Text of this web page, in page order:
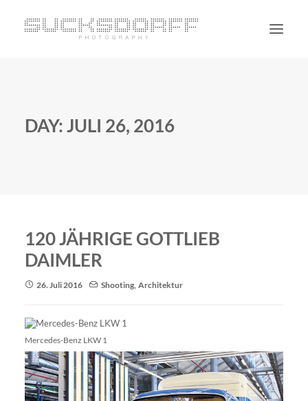
DAY: JULI 26, 2016
120 JÄHRIGE GOTTLIEB
DAIMLER
26. Juli 2016 Shooting, Architektur
Mercedes-Benz LKW 1